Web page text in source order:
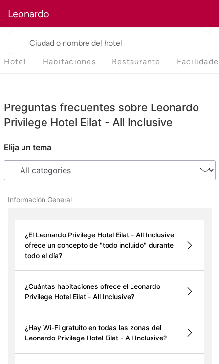
Leonardo
Ciudad o nombre del hotel
Hotel Habitaciones Restaurante
Preguntas frecuentes sobre Leonardo
Privilege Hotel Eilat - All Inclusive
Elija un tema
Información General
¿El Leonardo Privilege Hotel Eilat - All Inclusive
ofrece un concepto de "todo incluido" durante
todo el día?
¿Cuántas habitaciones ofrece el Leonardo
Privilege Hotel Eilat - All Inclusive?
¿Hay Wi-Fi gratuito en todas las zonas del
Leonardo Privilege Hotel Eilat - All Inclusive?